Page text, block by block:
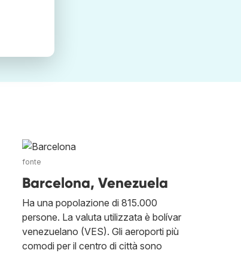
fonte
Barcelona, Venezuela
Ha una popolazione di 815.000
persone. La valuta utilizzata è bolívar
venezuelano (VES). Gli aeroporti più
comodi per il centro di città sono